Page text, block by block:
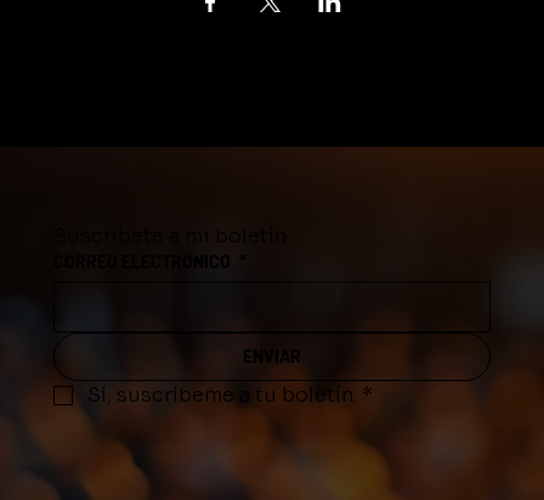
Suscríbete a mi boletín
CORREO ELECTRONICO
ENVIAR
Sí, suscríbeme a tu boletín. *